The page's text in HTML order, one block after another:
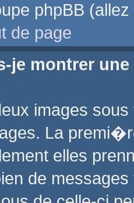
phpBB
de page
je montrer
images
La
elles
de